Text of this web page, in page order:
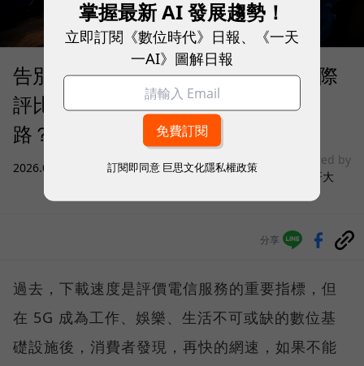
告別「極速迷思」！Opensignal 國際
評比揭密：什麼才是 5G 時代的好網
路？
2026.08.03 3C生活
sponsored by
台灣大哥大
分享
過去，下載速度是評價電信服務的重要指標，但
在 5G 成為工作、娛樂、生活不可或缺的數位基
礎設施後，消費者發現，再快的網速，如果不能
掌握最新 AI 發展趨勢！
立即訂閱《數位時代》日報、《一天
一AI》圖解日報
訂閱即同意 巨思文化隱私權政策